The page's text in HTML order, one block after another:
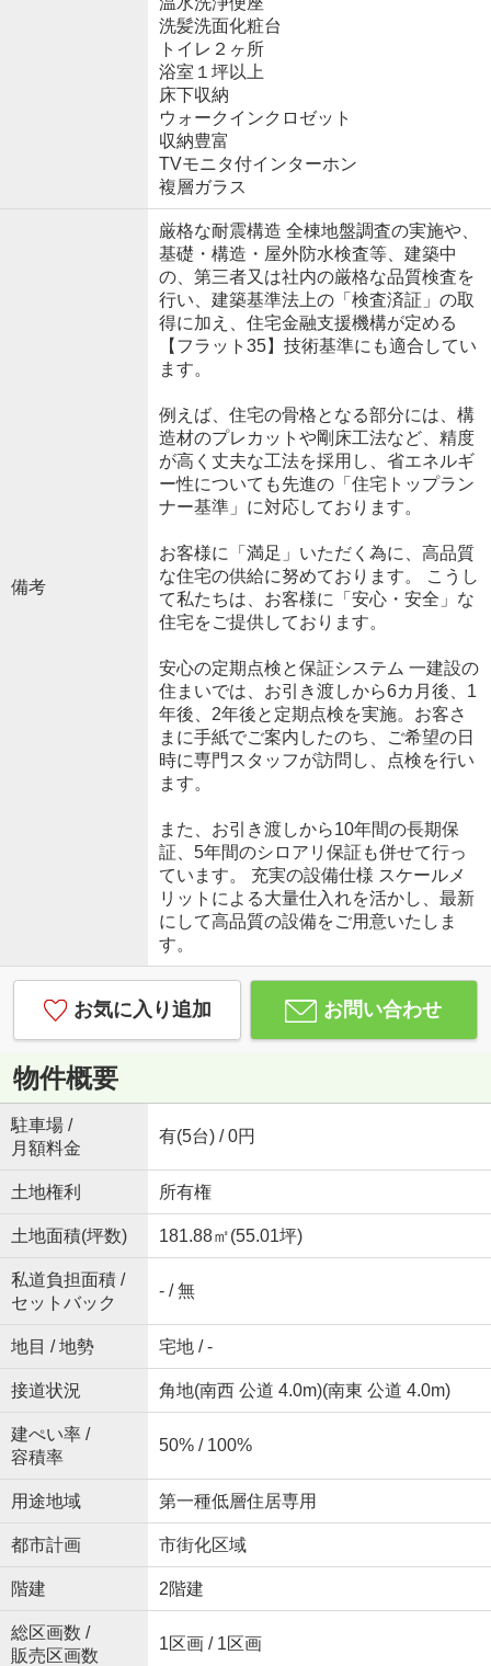
洗髪洗面化粧台
トイレ２ヶ所
浴室１坪以上
床下収納
ウォークインクロゼット
収納豊富
TVモニタ付インターホン
複層ガラス
備考
厳格な耐震構造 全棟地盤調査の実施や、
基礎・構造・屋外防水検査等、建築中
の、第三者又は社内の厳格な品質検査を
行い、建築基準法上の「検査済証」の取
得に加え、住宅金融支援機構が定める
【フラット35】技術基準にも適合してい
ます。
例えば、住宅の骨格となる部分には、構
造材のプレカットや剛床工法など、精度
が高く丈夫な工法を採用し、省エネルギ
ー性についても先進の「住宅トップラン
ナー基準」に対応しております。
お客様に「満足」いただく為に、高品質
な住宅の供給に努めております。 こうし
て私たちは、お客様に「安心・安全」な
住宅をご提供しております。
安心の定期点検と保証システム 一建設の
住まいでは、お引き渡しから6カ月後、1
年後、2年後と定期点検を実施。お客さ
まに手紙でご案内したのち、ご希望の日
時に専門スタッフが訪問し、点検を行い
ます。
また、お引き渡しから10年間の長期保
証、5年間のシロアリ保証も併せて行っ
ています。 充実の設備仕様 スケールメ
リットによる大量仕入れを活かし、最新
にして高品質の設備をご用意いたしま
す。
お気に入り追加 お問い合わせ
物件概要
駐車場 /
月額料金
有(5台) / 0円
土地権利 所有権
土地面積(坪数) 181.88㎡(55.01坪)
私道負担面積 /
セットバック
- / 無
地目 / 地勢 宅地 / -
接道状況 角地(南西 公道 4.0m)(南東 公道 4.0m)
建ぺい率 /
容積率
50% / 100%
用途地域 第一種低層住居専用
都市計画 市街化区域
階建 2階建
総区画数 /
販売区画数
1区画 / 1区画